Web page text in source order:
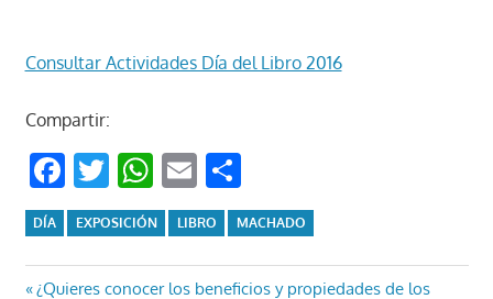
Consultar Actividades Día del Libro 2016
Compartir:
Facebook
Twitter
WhatsApp
EmailCompartir
DÍA EXPOSICIÓN LIBRO MACHADO
Entrada
¿Quieres conocer los beneficios y propiedades de los